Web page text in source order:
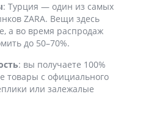
: Турция — один из самых
ZARA. Вещи здесь
а во время распродаж
до 50–70%.
: вы получаете 100%
товары с официального
или залежалые